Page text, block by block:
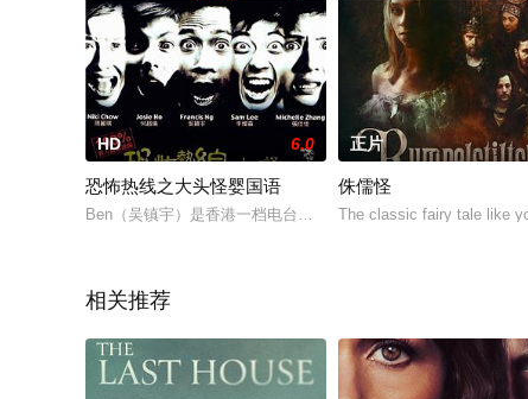
HD 6.0
恐怖热线之大头怪婴国语
Ben（吴镇宇）是香港一档电台节目《恐怖热线》的监制，忙于
正片
侏儒怪
The classic fairy tale like
相关推荐